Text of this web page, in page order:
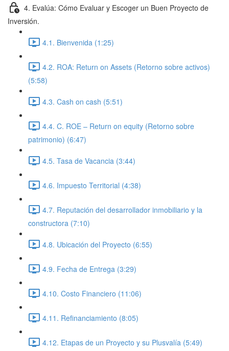
4. Evalúa: Cómo Evaluar y Escoger un Buen Proyecto de
Inversión.
4.1. Bienvenida (1:25)
4.2. ROA: Return on Assets (Retorno sobre activos)
(5:58)
4.3. Cash on cash (5:51)
4.4. C. ROE – Return on equity (Retorno sobre
patrimonio) (6:47)
4.5. Tasa de Vacancia (3:44)
4.6. Impuesto Territorial (4:38)
4.7. Reputación del desarrollador inmobiliario y la
constructora (7:10)
4.8. Ubicación del Proyecto (6:55)
4.9. Fecha de Entrega (3:29)
4.10. Costo Financiero (11:06)
4.11. Refinanciamiento (8:05)
4.12. Etapas de un Proyecto y su Plusvalía (5:49)